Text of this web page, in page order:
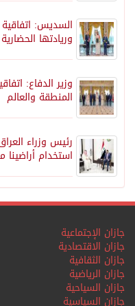
السديس:
وريادتها
وزير الدفاع:
المنطقة والعالم
رئيس وزراء
استخدام
جازان الإجتماعية
جازان الاقتصادية
جازان الثقافية
جازان الرياضية
جازان السياحية
جازان السياسية